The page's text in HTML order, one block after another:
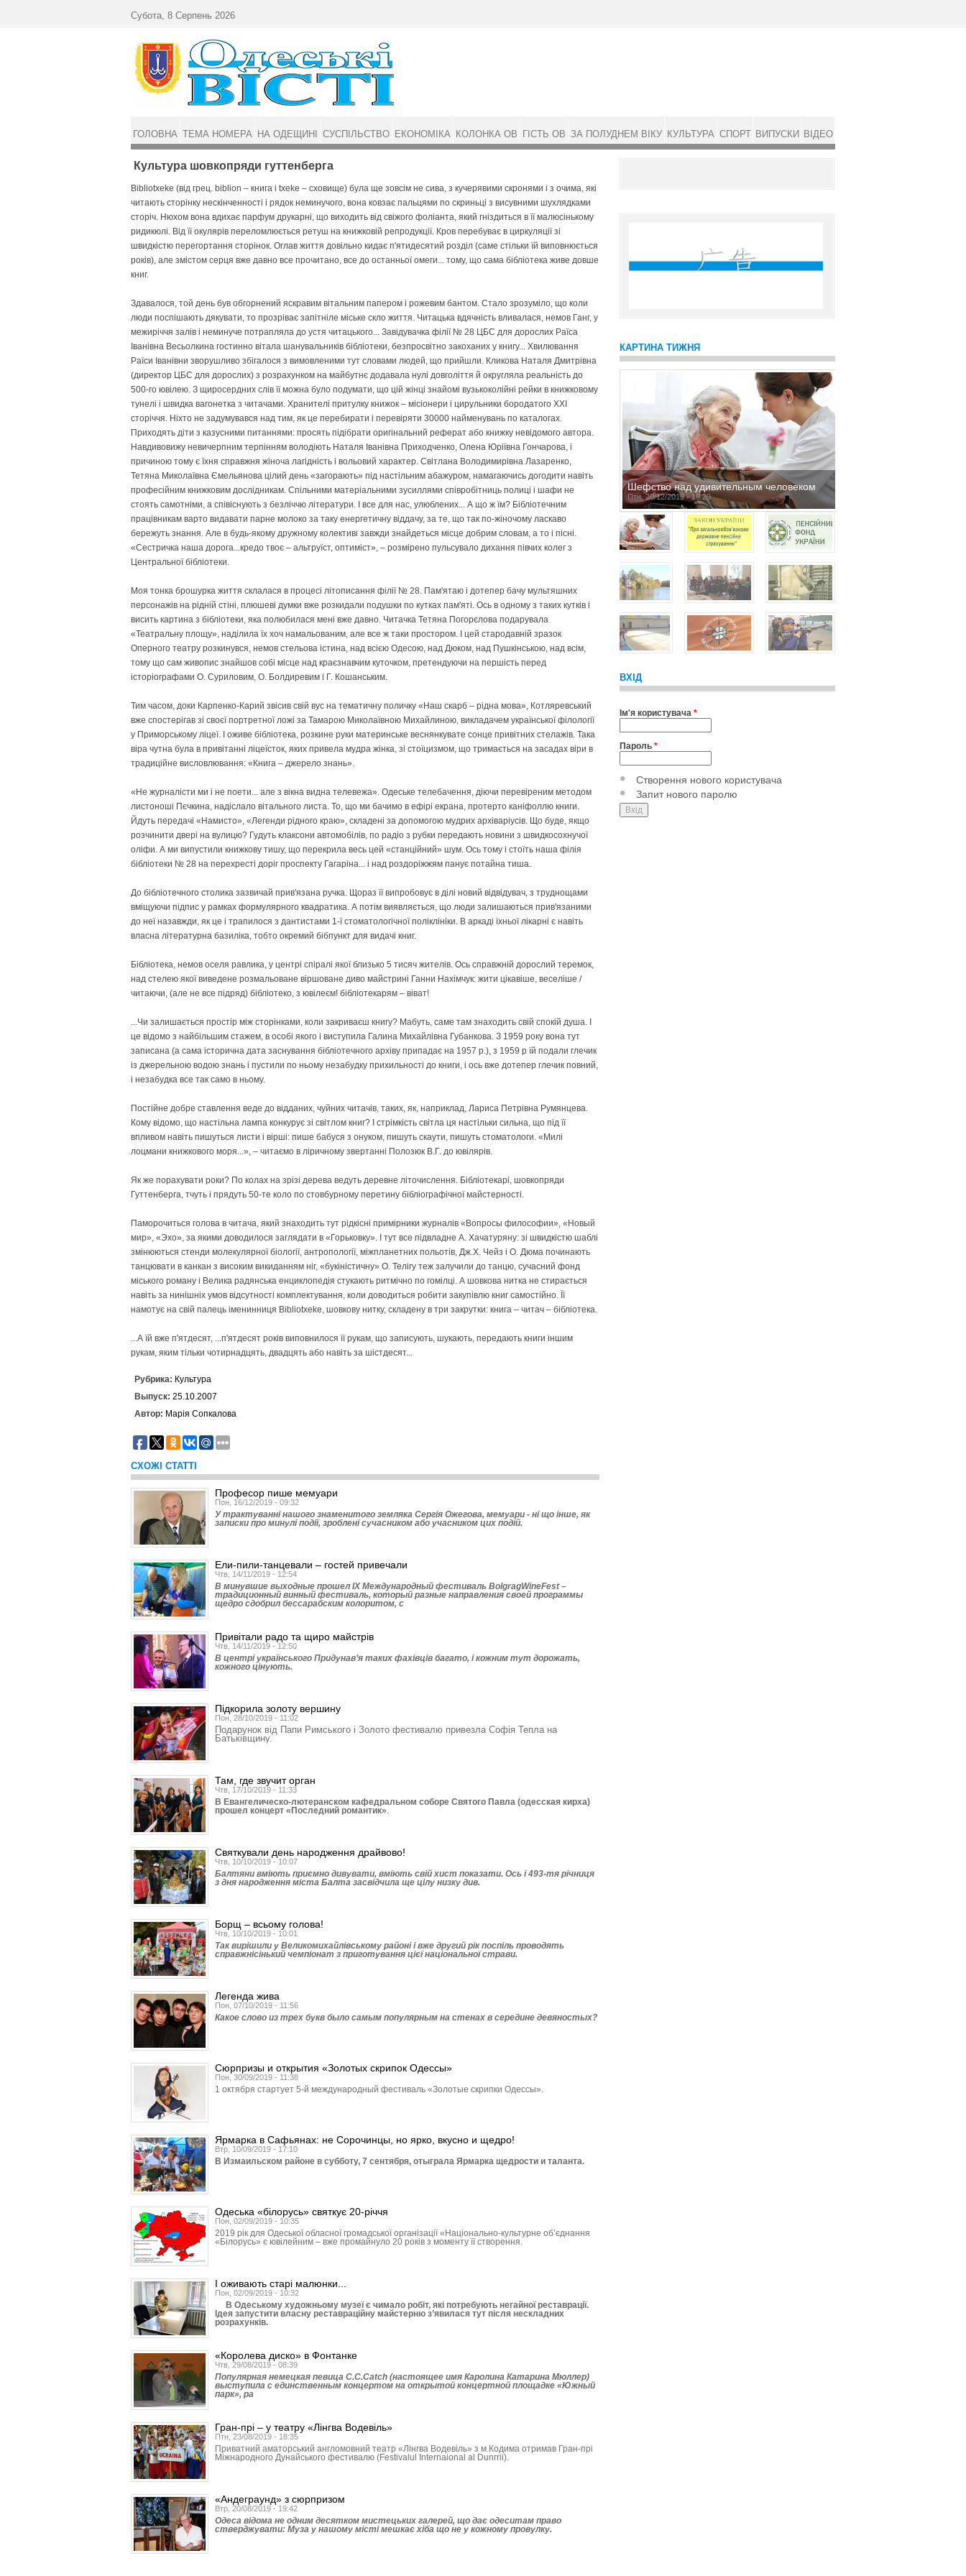
Культура шовкопряди гуттенберга
Bibliotxeke (від грец. biblion – книга і txeke – сховище) була ще зовсім не сива, з кучерявими скронями і з очима, які
читають сторінку нескінченності і рядок неминучого, вона ковзає пальцями по скриньці з висувними шухлядками
сторіч. Нюхом вона вдихає парфум друкарні, що виходить від свіжого фоліанта, який гніздиться в її малюсінькому
ридикюлі. Від її окулярів переломлюється ретуш на книжковій репродукції. Кров перебуває в циркуляції зі
швидкістю перегортання сторінок. Оглав життя довільно кидає п'ятидесятий розділ (саме стільки їй виповнюється
років), але змістом серця вже давно все прочитано, все до останньої омеги... тому, що сама бібліотека живе довше
книг.
Здавалося, той день був обгорнений яскравим вітальним папером і рожевим бантом. Стало зрозуміло, що коли
люди поспішають дякувати, то прозріває запітніле міське скло життя. Читацька вдячність вливалася, немов Ганг, у
межиріччя залів і неминуче потрапляла до устя читацького... Завідувачка філії № 28 ЦБС для дорослих Раїса
Іванівна Весьолкина гостинно вітала шанувальників бібліотеки, безпросвітно закоханих у книгу... Хвилювання
Раїси Іванівни зворушливо збігалося з вимовленими тут словами людей, що прийшли. Кликова Наталя Дмитрівна
(директор ЦБС для дорослих) з розрахунком на майбутнє додавала нулі довголіття й округляла реальність до
500-го ювілею. З щиросердних слів її можна було подумати, що цій жінці знайомі вузькоколійні рейки в книжковому
тунелі і швидка вагонетка з читачами. Хранителі притулку книжок – місіонери і цирульники бородатого XXI
сторіччя. Ніхто не задумувався над тим, як це перебирати і перевіряти 30000 найменувань по каталогах.
Приходять діти з казусними питаннями: просять підібрати оригінальний реферат або книжку невідомого автора.
Навдивовижу невичерпним терпінням володіють Наталя Іванівна Приходченко, Олена Юріївна Гончарова, і
причиною тому є їхня справжня жіноча лагідність і вольовий характер. Світлана Володимирівна Лазаренко,
Тетяна Миколаївна Ємельянова цілий день «загорають» під настільним абажуром, намагаючись догодити навіть
професійним книжковим дослідникам. Спільними матеріальними зусиллями співробітниць полиці і шафи не
стоять самотніми, а співіснують з безліччю літератури. І все для нас, улюблених... А що ж їм? Бібліотечним
працівникам варто видавати парне молоко за таку енергетичну віддачу, за те, що так по-жіночому ласкаво
бережуть знання. Але в будь-якому дружному колективі завжди знайдеться місце добрим словам, а то і пісні.
«Сестричка наша дорога...кредо твоє – альтруїст, оптиміст», – розмірено пульсувало дихання півчих колег з
Центральної бібліотеки.
Моя тонка брошурка життя склалася в процесі літописання філії № 28. Пам'ятаю і дотепер бачу мультяшних
персонажів на рідній стіні, плюшеві думки вже розкидали подушки по кутках пам'яті. Ось в одному з таких кутків і
висить картина з бібліотеки, яка полюбилася мені вже давно. Читачка Тетяна Погорєлова подарувала
«Театральну площу», наділила їх хоч намальованим, але все ж таки простором. І цей стародавній зразок
Оперного театру розкинувся, немов стельова істина, над всією Одесою, над Дюком, над Пушкінською, над всім,
тому що сам живопис знайшов собі місце над краєзнавчим куточком, претендуючи на першість перед
історіографами О. Суриловим, О. Болдиревим і Г. Кошанським.
Тим часом, доки Карпенко-Карий звісив свій вус на тематичну поличку «Наш скарб – рідна мова», Котляревський
вже спостерігав зі своєї портретної ложі за Тамарою Миколаївною Михайлиною, викладачем української філології
у Приморському ліцеї. І оживе бібліотека, розкине руки материнське веснянкувате сонце привітних стелажів. Така
віра чутна була в привітанні ліцеїсток, яких привела мудра жінка, зі стоїцизмом, що тримається на засадах віри в
традиційне висловлювання: «Книга – джерело знань».
«Не журналісти ми і не поети... але з вікна видна телевежа». Одеське телебачення, діючи перевіреним методом
листоноші Пєчкина, надіслало вітального листа. То, що ми бачимо в ефірі екрана, протерто каніфоллю книги.
Йдуть передачі «Намисто», «Легенди рідного краю», складені за допомогою мудрих архіваріусів. Що буде, якщо
розчинити двері на вулицю? Гудуть клаксони автомобілів, по радіо з рубки передають новини з швидкосохнучої
оліфи. А ми випустили книжкову тишу, що перекрила весь цей «станційний» шум. Ось тому і стоїть наша філія
бібліотеки № 28 на перехресті доріг проспекту Гагаріна... і над роздоріжжям панує потайна тиша.
До бібліотечного столика зазвичай прив'язана ручка. Щораз її випробовує в ділі новий відвідувач, з труднощами
вміщуючи підпис у рамках формулярного квадратика. А потім виявляється, що люди залишаються прив'язаними
до неї назавжди, як це і трапилося з дантистами 1-ї стоматологічної поліклініки. В аркаді їхньої лікарні є навіть
власна літературна базиліка, тобто окремий бібпункт для видачі книг.
Бібліотека, немов оселя равлика, у центрі спіралі якої близько 5 тисяч жителів. Ось справжній дорослий теремок,
над стелею якої виведене розмальоване віршоване диво майстрині Ганни Нахімчук: жити цікавіше, веселіше /
читаючи, (але не все підряд) бібліотеко, з ювілеєм! бібліотекарям – віват!
...Чи залишається простір між сторінками, коли закриваєш книгу? Мабуть, саме там знаходить свій спокій душа. І
це відомо з найбільшим стажем, в особі якого і виступила Галина Михайлівна Губанкова. З 1959 року вона тут
записана (а сама історична дата заснування бібліотечного архіву припадає на 1957 р.), з 1959 р їй подали глечик
із джерельною водою знань і пустили по ньому незабудку прихильності до книги, і ось вже дотепер глечик повний,
і незабудка все так само в ньому.
Постійне добре ставлення веде до відданих, чуйних читачів, таких, як, наприклад, Лариса Петрівна Румянцева.
Кому відомо, що настільна лампа конкурує зі світлом книг? І стрімкість світла ця настільки сильна, що під її
впливом навіть пишуться листи і вірші: пише бабуся з онуком, пишуть скаути, пишуть стоматологи. «Милі
лоцмани книжкового моря...», – читаємо в ліричному звертанні Полозюк В.Г. до ювілярів.
Як же порахувати роки? По колах на зрізі дерева ведуть деревне літочислення. Бібліотекарі, шовкопряди
Гуттенберга, тчуть і прядуть 50-те коло по стовбурному перетину бібліографічної майстерності.
Паморочиться голова в читача, який знаходить тут рідкісні примірники журналів «Вопросы философии», «Новый
мир», «Эхо», за якими доводилося заглядати в «Горьковку». І тут все підвладне А. Хачатуряну: зі швидкістю шаблі
змінюються стенди молекулярної біології, антропології, міжпланетних польотів, Дж.Х. Чейз і О. Дюма починають
танцювати в канкан з високим викиданням ніг, «букіністичну» О. Телігу теж залучили до танцю, сучасний фонд
міського роману і Велика радянська енциклопедія стукають ритмічно по гомілці. А шовкова нитка не стирається
навіть за нинішніх умов відсутності комплектування, коли доводиться робити закупівлю книг самостійно. Її
намотує на свій палець іменинниця Bibliotxeke, шовкову нитку, складену в три закрутки: книга – читач – бібліотека.
...А їй вже п'ятдесят, ...п'ятдесят років виповнилося її рукам, що записують, шукають, передають книги іншим
рукам, яким тільки чотирнадцять, двадцять або навіть за шістдесят...
Рубрика: Культура
Выпуск: 25.10.2007
Автор: Марія Сопкалова
СХОЖІ СТАТТІ
Професор пише мемуари
Пон, 16/12/2019 - 09:32
У трактуванні нашого знаменитого земляка Сергія Ожегова, мемуари - ні що інше, як
записки про минулі події, зроблені сучасником або учасником цих подій.
Ели-пили-танцевали – гостей привечали
Чтв, 14/11/2019 - 12:54
В минувшие выходные прошел ІХ Международный фестиваль BolgragWineFest –
традиционный винный фестиваль, который разные направления своей программы
щедро сдобрил бессарабским колоритом, с
Привітали радо та щиро майстрів
Чтв, 14/11/2019 - 12:50
В центрі українського Придунав’я таких фахівців багато, і кожним тут дорожать,
кожного цінують.
Підкорила золоту вершину
Пон, 28/10/2019 - 11:02
Подарунок від Папи Римського і Золото фестивалю привезла Софія Тепла на
Батьківщину.
Там, где звучит орган
Чтв, 17/10/2019 - 11:33
В Евангелическо-лютеранском кафедральном соборе Святого Павла (одесская кирха)
прошел концерт «Последний романтик».
Святкували день народження драйвово!
Чтв, 10/10/2019 - 10:07
Балтяни вміють приємно дивувати, вміють свій хист показати. Ось і 493-тя річниця
з дня народження міста Балта засвідчила ще цілу низку див.
Борщ – всьому голова!
Чтв, 10/10/2019 - 10:01
Так вирішили у Великомихай­лівському районі і вже другий рік поспіль проводять
справжнісінький чемпіонат з приготування цієї національної страви.
Легенда жива
Пон, 07/10/2019 - 11:56
Какое слово из трех букв было самым популярным на стенах в середине девяностых?
Сюрпризы и открытия «Золотых скрипок Одессы»
Пон, 30/09/2019 - 11:38
1 октября стартует 5-й международный фестиваль «Золотые скрипки Одессы».
Ярмарка в Сафьянах: не Сорочинцы, но ярко, вкусно и щедро!
Втр, 10/09/2019 - 17:10
В Измаильском районе в субботу, 7 сентября, отыграла Ярмарка щедрости и таланта.
Одеська «білорусь» святкує 20-річчя
Пон, 02/09/2019 - 10:35
2019 рік для Одеської обласної громадської організації «Національно-культурне об’єднання
«Білорусь» є ювілейним – вже промайнуло 20 років з моменту її створення.
І оживають старі малюнки...
Пон, 02/09/2019 - 10:32
В Одеському художньому музеї є чимало робіт, які потребують негайної реставрації.
Ідея запустити власну реставраційну майстерню з’явилася тут після нескладних
розрахунків.
«Королева диско» в Фонтанке
Чтв, 29/08/2019 - 08:39
Популярная немецкая певица C.C.Catch (настоящее имя Каролина Катарина Мюллер)
выступила с единственным концертом на открытой концертной площадке «Южный
парк», ра
Гран-прі – у театру «Лінгва Водевіль»
Птн, 23/08/2019 - 18:35
Приватний аматорський англомовний театр «Лінгва Водевіль» з м.Кодима отримав Гран-прі
Міжнародного Дунайського фестивалю (Festivalul Internaional al Dunгrii).
«Андеграунд» з сюрпризом
Втр, 20/08/2019 - 19:42
Одеса відома не одним десятком мистецьких галерей, що дає одеситам право
стверджувати: Муза у нашому місті мешкає хіба що не у кожному провулку.
КАРТИНА ТИЖНЯ
Шефство над удивительным человеком
Птн, 20/12/2019 - 16:29
ВХІД
Ім'я користувача *
Пароль *
Створення нового користувача
Запит нового паролю
Субота, 8 Серпень 2026
ГОЛОВНА ТЕМА НОМЕРА НА ОДЕЩИНІ СУСПІЛЬСТВО ЕКОНОМІКА КОЛОНКА ОВ ГІСТЬ ОВ ЗА ПОЛУДНЕМ ВІКУ КУЛЬТУРА СПОРТ ВИПУСКИ ВІДЕО